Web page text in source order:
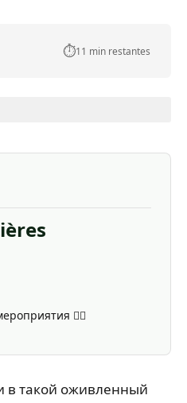
⏱️11 min restantes
🚴‍♀️
в такой оживленный